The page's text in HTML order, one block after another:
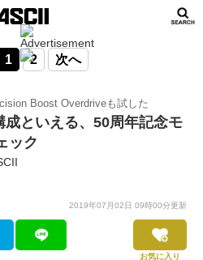
1 2 次へ
Boost Overdriveも試した
成といえる、50周年記念モ
ック
2019年07月02日 09時00分更新
お気に入り